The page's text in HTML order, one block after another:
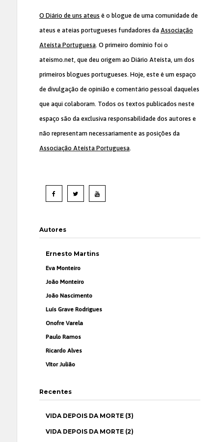
O Diário de uns ateus é o blogue de uma comunidade de
ateus e ateias portugueses fundadores da Associação
Ateísta Portuguesa. O primeiro domínio foi o
ateismo.net, que deu origem ao Diário Ateísta, um dos
primeiros blogues portugueses. Hoje, este é um espaço
de divulgação de opinião e comentário pessoal daqueles
que aqui colaboram. Todos os textos publicados neste
espaço são da exclusiva responsabilidade dos autores e
não representam necessariamente as posições da
Associação Ateísta Portuguesa.
Autores
Ernesto Martins
Eva Monteiro
João Monteiro
João Nascimento
Luís Grave Rodrigues
Onofre Varela
Paulo Ramos
Ricardo Alves
Vítor Julião
Recentes
VIDA DEPOIS DA MORTE (3)
VIDA DEPOIS DA MORTE (2)